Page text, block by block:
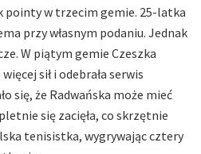
pointy w trzecim gemie. 25-latka
przy własnym podaniu. Jednak
W piątym gemie Czeszka
sił i odebrała serwis
się, że Radwańska może mieć
się zacięła, co skrzętnie
tenisistka, wygrywając cztery